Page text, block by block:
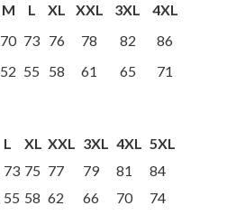
M L XL XXL 3XL
4XL
70 73 76 78 82
86
52 55 58 61 65
71
L XL XXL 3XL 4XL 5XL
73 75 77 79 81
84
55 58 62 66 70 74